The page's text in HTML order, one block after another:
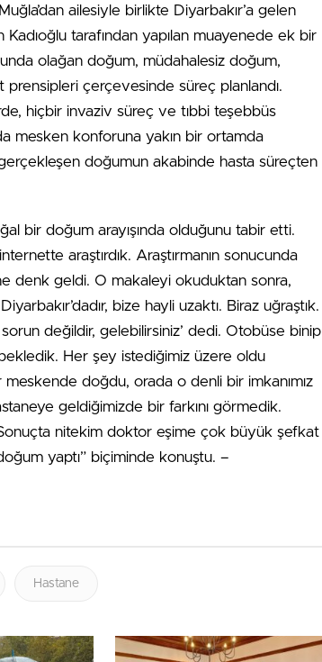
ailesiyle birlikte Diyarbakır’a gelen
tarafından yapılan muayenede ek bir
olağan doğum, müdahalesiz doğum,
çerçevesinde süreç planlandı.
hiçbir invaziv süreç ve tıbbi teşebbüs
mesken konforuna yakın bir ortamda
doğumun akabinde hasta süreçten
bir doğum arayışında olduğunu tabir etti.
araştırdık. Araştırmanın sonucunda
denk geldi. O makaleyi okuduktan sonra,
bize hayli uzaktı. Biraz uğraştık.
değildir, gelebilirsiniz’ dedi. Otobüse binip
Her şey istediğimiz üzere oldu
doğdu, orada o denli bir imkanımız
geldiğimizde bir farkını görmedik.
nitekim doktor eşime çok büyük şefkat
yaptı” biçiminde konuştu. –
Hastane